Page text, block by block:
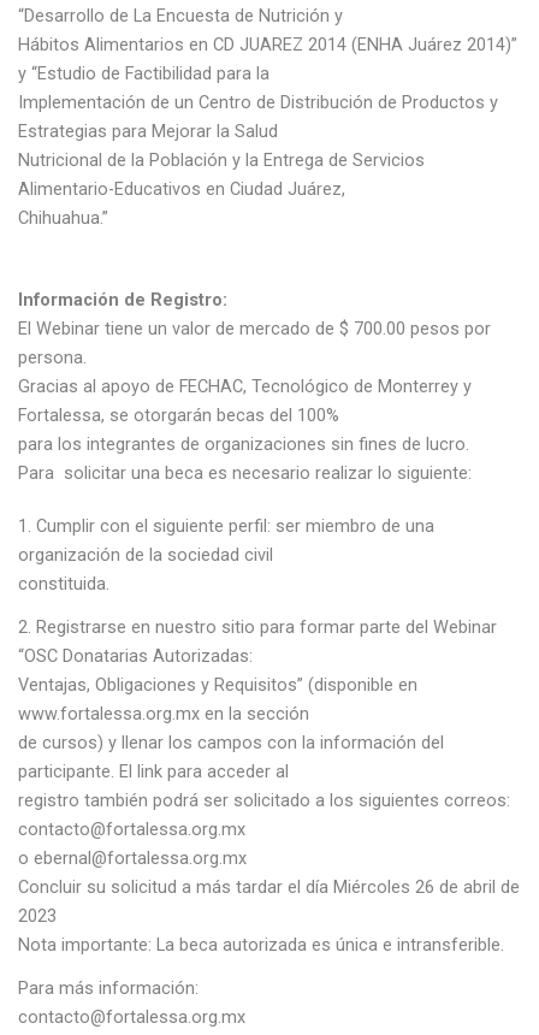
“Desarrollo de La Encuesta de Nutrición y
Hábitos Alimentarios en CD JUAREZ 2014 (ENHA Juárez 2014)”
y “Estudio de Factibilidad para la
Implementación de un Centro de Distribución de Productos y
Estrategias para Mejorar la Salud
Nutricional de la Población y la Entrega de Servicios
Alimentario-Educativos en Ciudad Juárez,
Chihuahua.”
Información de Registro:
El Webinar tiene un valor de mercado de $ 700.00 pesos por
persona.
Gracias al apoyo de FECHAC, Tecnológico de Monterrey y
Fortalessa, se otorgarán becas del 100%
para los integrantes de organizaciones sin fines de lucro.
Para solicitar una beca es necesario realizar lo siguiente:
Cumplir con el siguiente perfil: ser miembro de una
organización de la sociedad civil
constituida.
Registrarse en nuestro sitio para formar parte del Webinar
“OSC Donatarias Autorizadas:
Ventajas, Obligaciones y Requisitos” (disponible en
www.fortalessa.org.mx en la sección
de cursos) y llenar los campos con la información del
participante. El link para acceder al
registro también podrá ser solicitado a los siguientes correos:
contacto@fortalessa.org.mx
o ebernal@fortalessa.org.mx
Concluir su solicitud a más tardar el día Miércoles 26 de abril de
2023
Nota importante: La beca autorizada es única e intransferible.
Para más información:
contacto@fortalessa.org.mx